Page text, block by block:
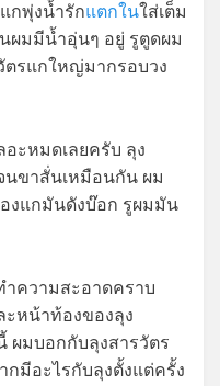
กพุ่งน้ำรักแตกในใส่เต็ม
ผมมีน้ำอุ่นๆ อยู่ รูตูดผม
ตรแกใหญ่มากรอบวง
อะหมดเลยครับ ลุง
นขาสั่นเหมือนกัน ผม
งแกมันดังบ๊อก รูผมมัน
ความสะอาดคราบ
หน้าท้องของลุง
ผมบอกกับลุงสารวัตร
มีอะไรกับลุงตั้งแต่ครั้ง